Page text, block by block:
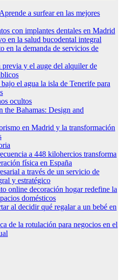
a surfear en las mejores
con implantes dentales en Madrid
en la salud bucodental integral
en la demanda de servicios de
y el auge del alquiler de
el agua la isla de Tenerife para
ocultos
the Bahamas: Design and
en Madrid y la transformación
a 448 kilohercios transforma
física en España
a través de un servicio de
y estratégico
online decoración hogar redefine la
domésticos
al decidir qué regalar a un bebé en
de la rotulación para negocios en el